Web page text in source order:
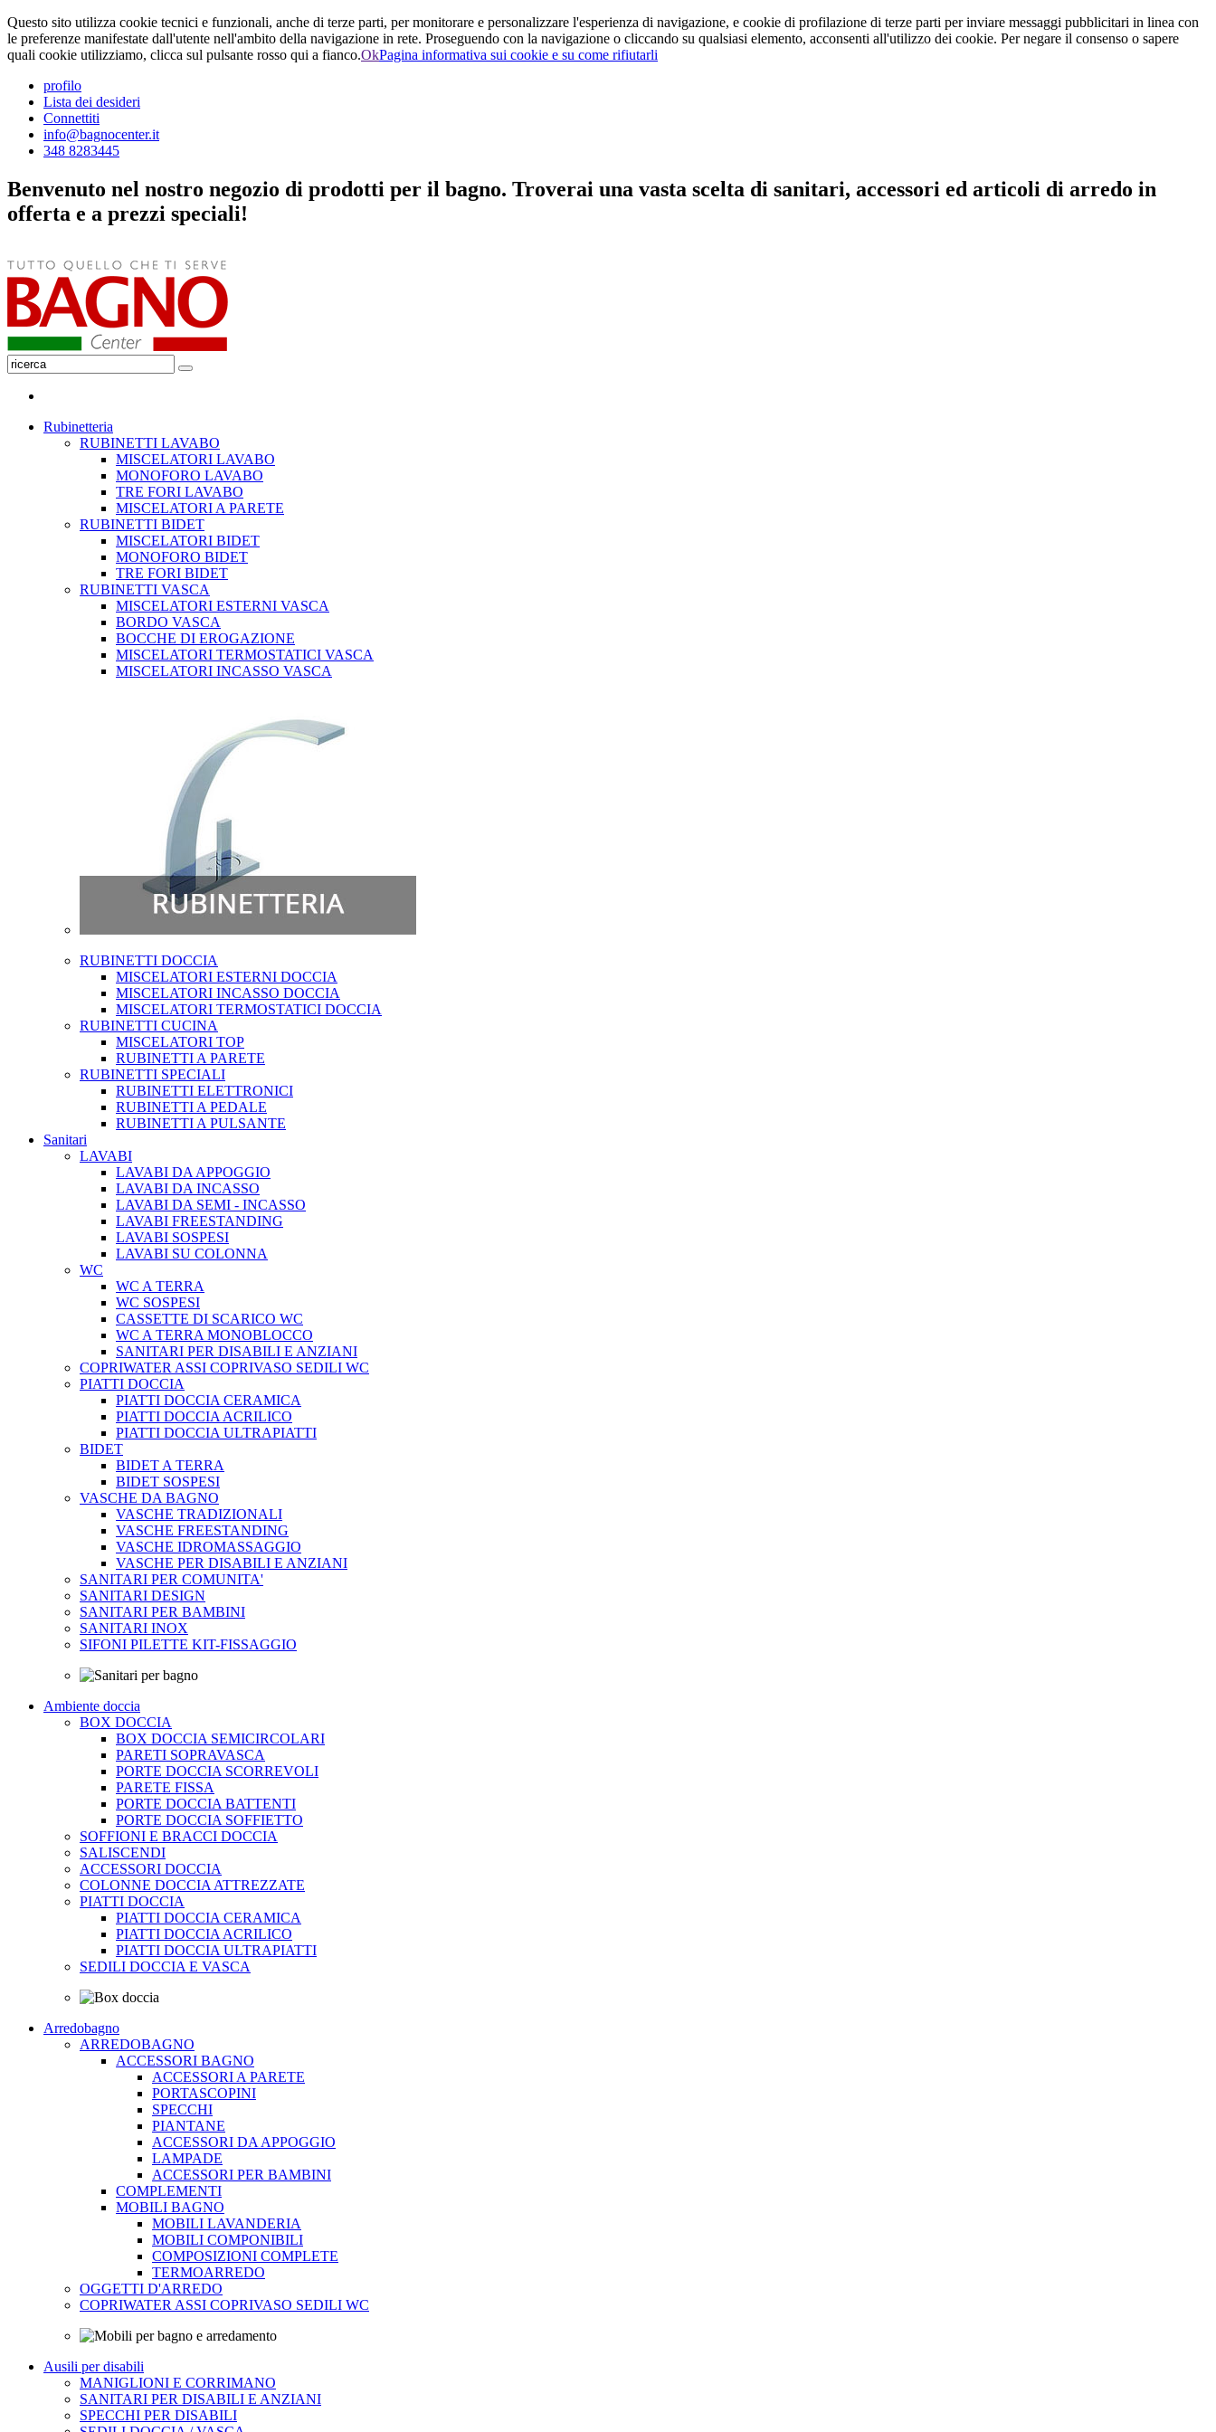
Questo sito utilizza cookie tecnici e funzionali, anche di terze parti, per monitorare e personalizzare l'esperienza di navigazione, e cookie di profilazione di terze parti per inviare messaggi pubblicitari in linea con
le preferenze manifestate dall'utente nell'ambito della navigazione in rete. Proseguendo con la navigazione o cliccando su qualsiasi elemento, acconsenti all'utilizzo dei cookie. Per negare il consenso o sapere
quali cookie utilizziamo, clicca sul pulsante rosso qui a fianco.OkPagina informativa sui cookie e su come rifiutarli
profilo
Lista dei desideri
Connettiti
info@bagnocenter.it
348 8283445
Benvenuto nel nostro negozio di prodotti per il bagno. Troverai una vasta scelta di sanitari, accessori ed articoli di arredo in
offerta e a prezzi speciali!
Rubinetteria
RUBINETTI LAVABO
MISCELATORI LAVABO
MONOFORO LAVABO
TRE FORI LAVABO
MISCELATORI A PARETE
RUBINETTI BIDET
MISCELATORI BIDET
MONOFORO BIDET
TRE FORI BIDET
RUBINETTI VASCA
MISCELATORI ESTERNI VASCA
BORDO VASCA
BOCCHE DI EROGAZIONE
MISCELATORI TERMOSTATICI VASCA
MISCELATORI INCASSO VASCA
RUBINETTI DOCCIA
MISCELATORI ESTERNI DOCCIA
MISCELATORI INCASSO DOCCIA
MISCELATORI TERMOSTATICI DOCCIA
RUBINETTI CUCINA
MISCELATORI TOP
RUBINETTI A PARETE
RUBINETTI SPECIALI
RUBINETTI ELETTRONICI
RUBINETTI A PEDALE
RUBINETTI A PULSANTE
Sanitari
LAVABI
LAVABI DA APPOGGIO
LAVABI DA INCASSO
LAVABI DA SEMI - INCASSO
LAVABI FREESTANDING
LAVABI SOSPESI
LAVABI SU COLONNA
WC
WC A TERRA
WC SOSPESI
CASSETTE DI SCARICO WC
WC A TERRA MONOBLOCCO
SANITARI PER DISABILI E ANZIANI
COPRIWATER ASSI COPRIVASO SEDILI WC
PIATTI DOCCIA
PIATTI DOCCIA CERAMICA
PIATTI DOCCIA ACRILICO
PIATTI DOCCIA ULTRAPIATTI
BIDET
BIDET A TERRA
BIDET SOSPESI
VASCHE DA BAGNO
VASCHE TRADIZIONALI
VASCHE FREESTANDING
VASCHE IDROMASSAGGIO
VASCHE PER DISABILI E ANZIANI
SANITARI PER COMUNITA'
SANITARI DESIGN
SANITARI PER BAMBINI
SANITARI INOX
SIFONI PILETTE KIT-FISSAGGIO
Ambiente doccia
BOX DOCCIA
BOX DOCCIA SEMICIRCOLARI
PARETI SOPRAVASCA
PORTE DOCCIA SCORREVOLI
PARETE FISSA
PORTE DOCCIA BATTENTI
PORTE DOCCIA SOFFIETTO
SOFFIONI E BRACCI DOCCIA
SALISCENDI
ACCESSORI DOCCIA
COLONNE DOCCIA ATTREZZATE
PIATTI DOCCIA
PIATTI DOCCIA CERAMICA
PIATTI DOCCIA ACRILICO
PIATTI DOCCIA ULTRAPIATTI
SEDILI DOCCIA E VASCA
Arredobagno
ARREDOBAGNO
ACCESSORI BAGNO
ACCESSORI A PARETE
PORTASCOPINI
SPECCHI
PIANTANE
ACCESSORI DA APPOGGIO
LAMPADE
ACCESSORI PER BAMBINI
COMPLEMENTI
MOBILI BAGNO
MOBILI LAVANDERIA
MOBILI COMPONIBILI
COMPOSIZIONI COMPLETE
TERMOARREDO
OGGETTI D'ARREDO
COPRIWATER ASSI COPRIVASO SEDILI WC
Ausili per disabili
MANIGLIONI E CORRIMANO
SANITARI PER DISABILI E ANZIANI
SPECCHI PER DISABILI